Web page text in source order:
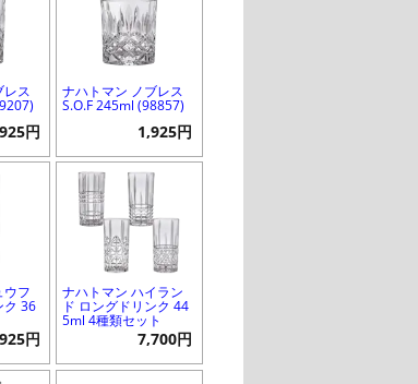
レス
円
ナハトマン ノブレス
S.O.F 245ml (98857)
1,925円
ウフ
ク 36
円
ナハトマン ハイラン
ド ロングドリンク 44
5ml 4種類セット
7,700円